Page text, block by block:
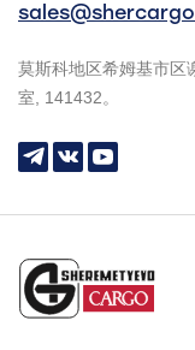
莫斯科地区希姆基市区
室, 141432。